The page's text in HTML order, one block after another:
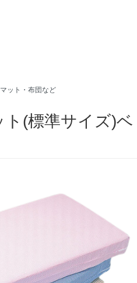
マット・布団など
(標準サイズ)ベ